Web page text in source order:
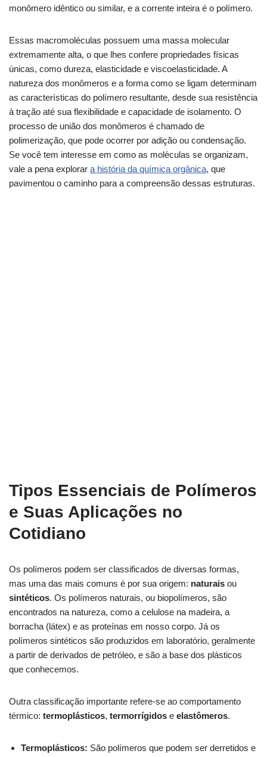
monômero idêntico ou similar, e a corrente inteira é o polímero.
Essas macromoléculas possuem uma massa molecular
extremamente alta, o que lhes confere propriedades físicas
únicas, como dureza, elasticidade e viscoelasticidade. A
natureza dos monômeros e a forma como se ligam determinam
as características do polímero resultante, desde sua resistência
à tração até sua flexibilidade e capacidade de isolamento. O
processo de união dos monômeros é chamado de
polimerização, que pode ocorrer por adição ou condensação.
Se você tem interesse em como as moléculas se organizam,
vale a pena explorar a história da química orgânica, que
pavimentou o caminho para a compreensão dessas estruturas.
Tipos Essenciais de Polímeros
e Suas Aplicações no
Cotidiano
Os polímeros podem ser classificados de diversas formas,
mas uma das mais comuns é por sua origem: naturais ou
sintéticos. Os polímeros naturais, ou biopolímeros, são
encontrados na natureza, como a celulose na madeira, a
borracha (látex) e as proteínas em nosso corpo. Já os
polímeros sintéticos são produzidos em laboratório, geralmente
a partir de derivados de petróleo, e são a base dos plásticos
que conhecemos.
Outra classificação importante refere-se ao comportamento
térmico: termoplásticos, termorrígidos e elastômeros.
Termoplásticos: São polímeros que podem ser derretidos e